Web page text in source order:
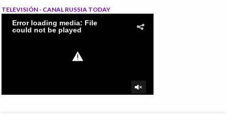
TELEVISIÓN - CANAL RUSSIA TODAY